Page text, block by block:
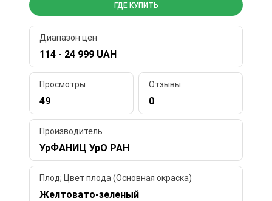
ГДЕ КУПИТЬ
Диапазон цен
114 - 24 999 UAH
Просмотры
49
Отзывы
0
Производитель
УрФАНИЦ УрО РАН
Плод; Цвет плода (Основная окраска)
Желтовато-зеленый